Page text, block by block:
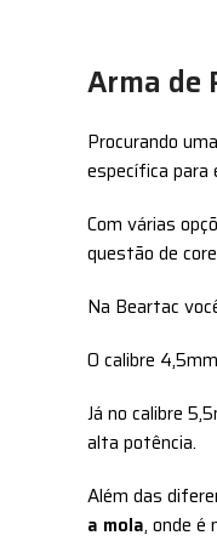
Arma de
Procurando uma
específica para
Com várias
questão de
Na Beartac
O calibre
Já no calibre
alta potência.
Além das
a mola, onde é